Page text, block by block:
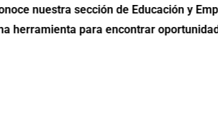
sección de Educación y Empleo:
para encontrar oportunidades